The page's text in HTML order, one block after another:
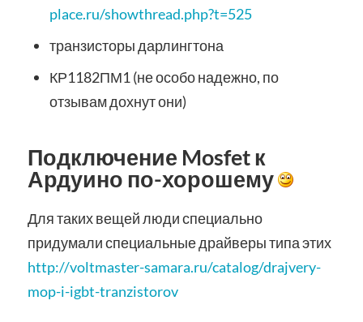
place.ru/showthread.php?t=525
транзисторы дарлингтона
КР1182ПМ1 (не особо надежно, по
отзывам дохнут они)
Подключение Mosfet к
Ардуино по-хорошему
Для таких вещей люди специально
придумали специальные драйверы типа этих
http://voltmaster-samara.ru/catalog/drajvery-
mop-i-igbt-tranzistorov